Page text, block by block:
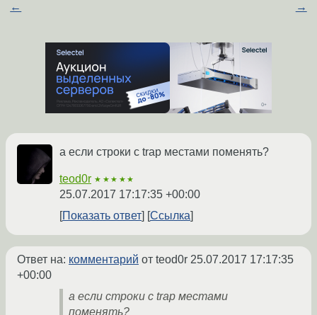
← →
а если строки с trap местами поменять?
teod0r ★★★★★
25.07.2017 17:17:35 +00:00
Показать ответ
Ссылка
Ответ на: комментарий от teod0r 25.07.2017 17:17:35
+00:00
а если строки с trap местами
поменять?